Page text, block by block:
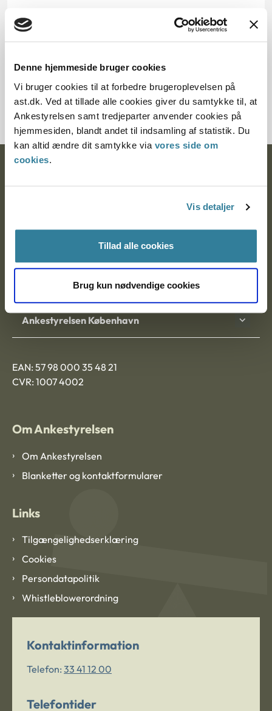
Denne hjemmeside bruger cookies
Vi bruger cookies til at forbedre brugeroplevelsen på
ast.dk. Ved at tillade alle cookies giver du samtykke til, at
Ankestyrelsen samt tredjeparter anvender cookies på
hjemmesiden, blandt andet til indsamling af statistik. Du
kan altid ændre dit samtykke via vores side om
cookies.
Vis detaljer
Tillad alle cookies
Brug kun nødvendige cookies
Paragraf
§ 85 § 84 § 93 § 81 § 102 § 100 § 85g § 85o
Journalnummer
2000337-05
Ankestyrelsen Aalborg
Ankestyrelsen København
EAN: 57 98 000 35 48 21
CVR: 1007 4002
Om Ankestyrelsen
Om Ankestyrelsen
Blanketter og kontaktformularer
Links
Tilgængelighedserklæring
Cookies
Persondatapolitik
Whistleblowerordning
Kontaktinformation
Telefon: 33 41 12 00
Telefontider